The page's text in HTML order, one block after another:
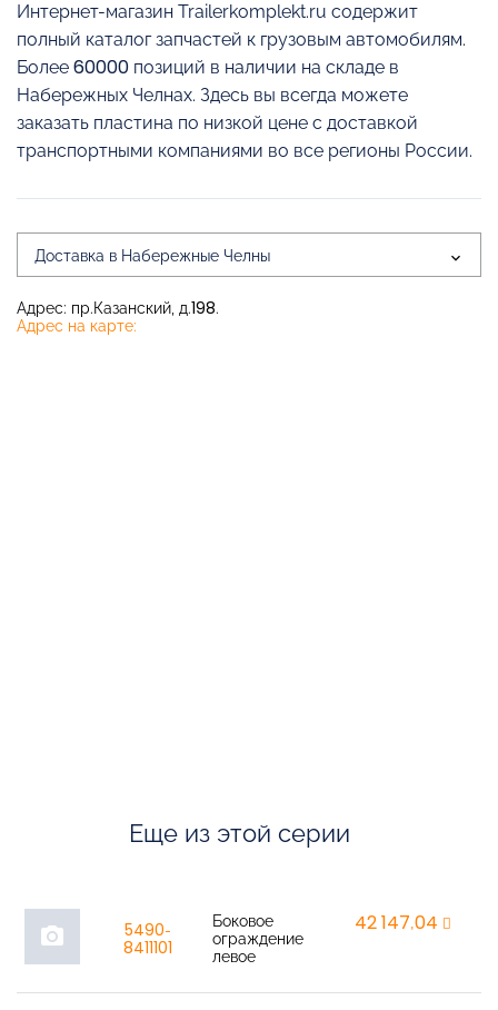
Интернет-магазин Trailerkomplekt.ru содержит
полный каталог запчастей к грузовым автомобилям.
Более 60000 позиций в наличии на складе в
Набережных Челнах. Здесь вы всегда можете
заказать пластина по низкой цене с доставкой
транспортными компаниями во все регионы России.
Доставка в Набережные Челны
Адрес: пр.Казанский, д.198.
Адрес на карте:
Еще из этой серии
photo_camera
5490-
8411101
Боковое
ограждение
левое
42 147,04